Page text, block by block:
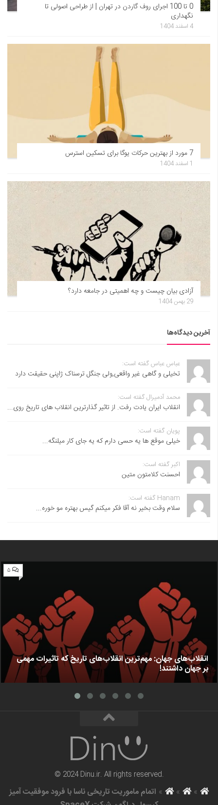
0 تا 100 اجرای روف گاردن در تهران | از طراحی اصولی تا
نگهداری
4 اسفند 1404
7 مورد از بهترین حرکات یوگا برای تسکین استرس
1 اسفند 1404
آزادی بیان چیست و چه اهمیتی در جامعه دارد؟
29 بهمن 1404
آخرین دیدگاه‌ها
عباس عباس گفته است:
تخیلی و گاهی غیر واقعی,ولی جنگل ترسناک ژاپنی حقیقت دارد
محمد آدمیرال گفته است:
انقلاب ایران یادت رفت. از تاثیر گذارترین انقلاب های تاریخ روی...
پویان گفته است:
خیلی موقع ها یه حسی دارم که یه جای کار میلنگه...
اکبر گفته است:
احسنت ‌کلامتون متین
Hanam گفته است:
سلام وقت بخیر نه آقا فکر میکنم گیس بهتره مو خوره...
۵
انقلاب‌های جهان: مهم‌ترین انقلاب‌های تاریخ که تاثیرات مهمی
بر جهان داشتند!
© 2024 Dinu.ir. All rights reserved.
»
»
» اتمام ماموریت تاریخی ناسا با فرود موفقیت آمیز